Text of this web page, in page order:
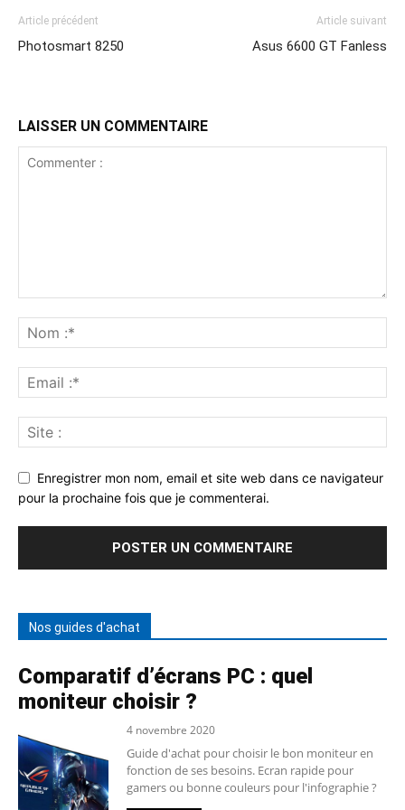
Article précédent
Photosmart 8250
Article suivant
Asus 6600 GT Fanless
LAISSER UN COMMENTAIRE
Enregistrer mon nom, email et site web dans ce navigateur
pour la prochaine fois que je commenterai.
Nos guides d'achat
Comparatif d’écrans PC : quel
moniteur choisir ?
4 novembre 2020
Guide d'achat pour choisir le bon moniteur en
fonction de ses besoins. Ecran rapide pour
gamers ou bonne couleurs pour l'infographie ?